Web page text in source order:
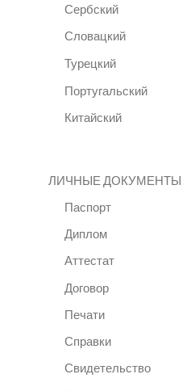
Сербский
Словацкий
Турецкий
Португальский
Китайский
ЛИЧНЫЕ ДОКУМЕНТЫ
Паспорт
Диплом
Аттестат
Договор
Печати
Справки
Свидетельство